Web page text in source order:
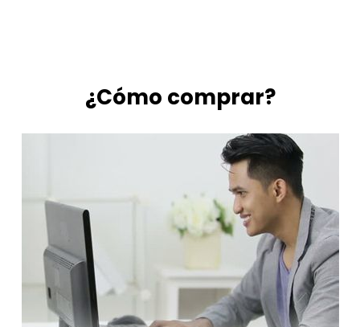
¿Cómo comprar?